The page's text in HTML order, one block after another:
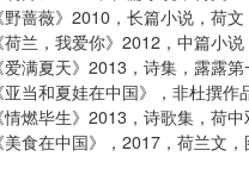
蔷薇》2010，长篇小说，荷文
荷兰，我爱你》2012，中篇小
爱满夏天》2013，诗集，露露
亚当和夏娃在中国》，非杜撰作
情燃毕生》2013，诗歌集，荷
美食在中国》，2017，荷兰文